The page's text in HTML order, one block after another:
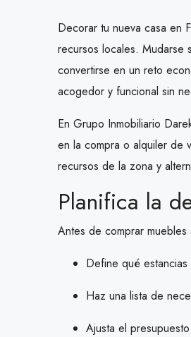
Decorar tu nueva casa en
recursos locales. Mudarse
convertirse en un reto
acogedor y funcional sin
En Grupo Inmobiliario
en la compra o alquiler de
recursos de la zona y
Planifica la
Antes de comprar
Define qué
Haz una lista de
Ajusta el